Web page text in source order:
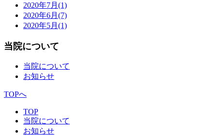
2020年7月 (1)
2020年6月 (7)
2020年5月 (1)
当院について
当院について
お知らせ
TOPへ
TOP
当院について
お知らせ